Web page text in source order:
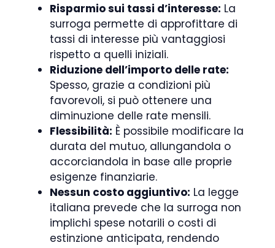
Risparmio sui tassi d’interesse: La
surroga permette di approfittare di
tassi di interesse più vantaggiosi
rispetto a quelli iniziali.
Riduzione dell’importo delle rate:
Spesso, grazie a condizioni più
favorevoli, si può ottenere una
diminuzione delle rate mensili.
Flessibilità: È possibile modificare la
durata del mutuo, allungandola o
accorciandola in base alle proprie
esigenze finanziarie.
Nessun costo aggiuntivo: La legge
italiana prevede che la surroga non
implichi spese notarili o costi di
estinzione anticipata, rendendo